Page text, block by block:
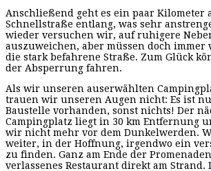
Anschließend geht es ein paar Kilometer
Schnellstraße entlang, was sehr
wieder versuchen wir, auf ruhigere
auszuweichen, aber müssen doch
die stark befahrene Straße. Zum Glück
der Absperrung fahren.
Als wir unseren auserwählten
trauen wir unseren Augen nicht: Es ist
Baustelle vorhanden, sonst nichts! Der
Campingplatz liegt in 30 km Entfernung
wir nicht mehr vor dem Dunkelwerden.
weiter, in der Hoffnung, irgendwo ein
zu finden. Ganz am Ende der
verlassenes Restaurant direkt am Strand.